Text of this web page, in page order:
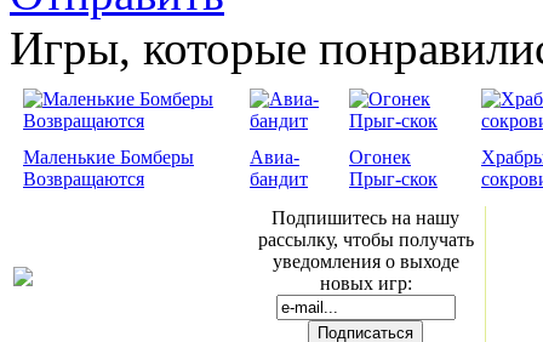
Игры, которые
Маленькие Бомберы
Возвращаются
Авиа-
бандит
Огонек
Прыг-скок
Подпишитесь на нашу
рассылку, чтобы получать
уведомления о выходе
новых игр: